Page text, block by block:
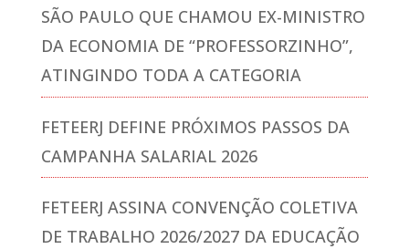
SÃO PAULO QUE CHAMOU EX-MINISTRO
DA ECONOMIA DE “PROFESSORZINHO”,
ATINGINDO TODA A CATEGORIA
FETEERJ DEFINE PRÓXIMOS PASSOS DA
CAMPANHA SALARIAL 2026
FETEERJ ASSINA CONVENÇÃO COLETIVA
DE TRABALHO 2026/2027 DA EDUCAÇÃO